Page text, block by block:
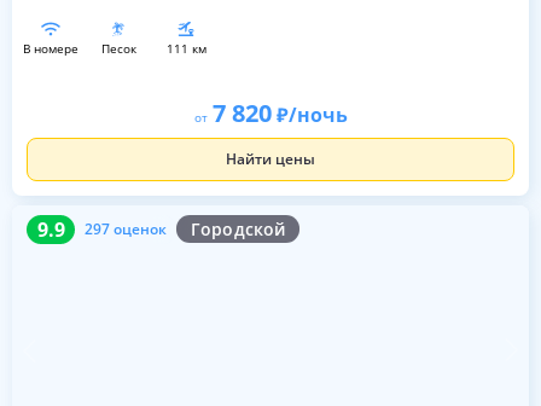
в номере песок 111 км
от 7 820 /ночь
Найти цены
9.9 297 оценок Городской
9.9 297 оценок